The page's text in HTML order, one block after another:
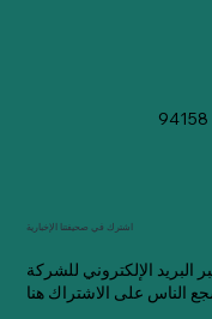
اشترك في صحيفتنا الإخبارية